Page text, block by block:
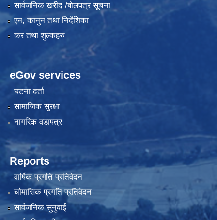
सार्वजनिक खरीद /बोलपत्र सूचना
एन, कानुन तथा निर्देशिका
कर तथा शुल्कहरु
eGov services
घटना दर्ता
सामाजिक सुरक्षा
नागरिक वडापत्र
Reports
वार्षिक प्रगति प्रतिवेदन
चौमासिक प्रगति प्रतिवेदन
सार्वजनिक सुनुवाई